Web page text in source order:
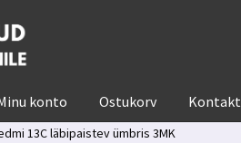
konto Ostukorv Kontakt
13C läbipaistev ümbris 3MK